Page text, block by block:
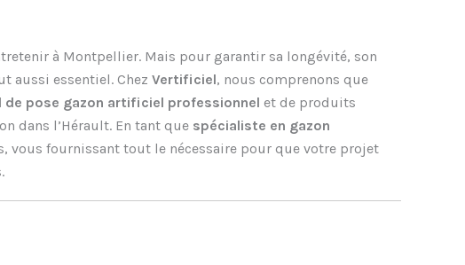
à Montpellier. Mais pour garantir sa longévité, son
aussi essentiel. Chez Vertificiel, nous comprenons que
de pose gazon artificiel professionnel et de produits
dans l’Hérault. En tant que spécialiste en gazon
vous fournissant tout le nécessaire pour que votre projet